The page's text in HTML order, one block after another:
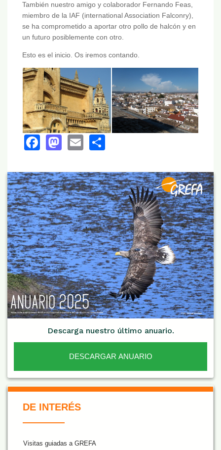
También nuestro amigo y colaborador Fernando Feas,
miembro de la IAF (international Association Falconry),
se ha comprometido a aportar otro pollo de halcón y en
un futuro posiblemente con otro.
Esto es el inicio. Os iremos contando.
Facebook
Mastodon
Email
Descarga nuestro último anuario.
DESCARGAR ANUARIO
De Interés NARANJA
DE INTERÉS
Visitas guiadas a GREFA